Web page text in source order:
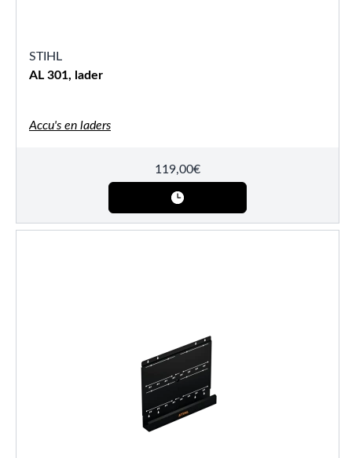
STIHL
AL 301, lader
Accu's en laders
119,00€